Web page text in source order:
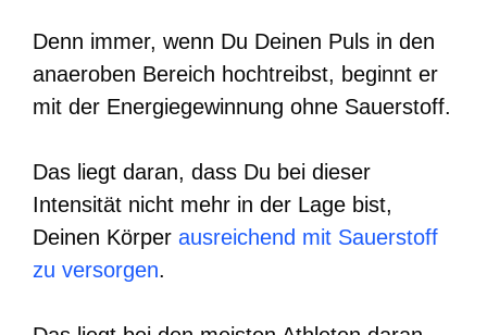
Denn immer, wenn Du Deinen Puls in den
anaeroben Bereich hochtreibst, beginnt er
mit der Energiegewinnung ohne Sauerstoff.
Das liegt daran, dass Du bei dieser
Intensität nicht mehr in der Lage bist,
Deinen Körper ausreichend mit Sauerstoff
zu versorgen.